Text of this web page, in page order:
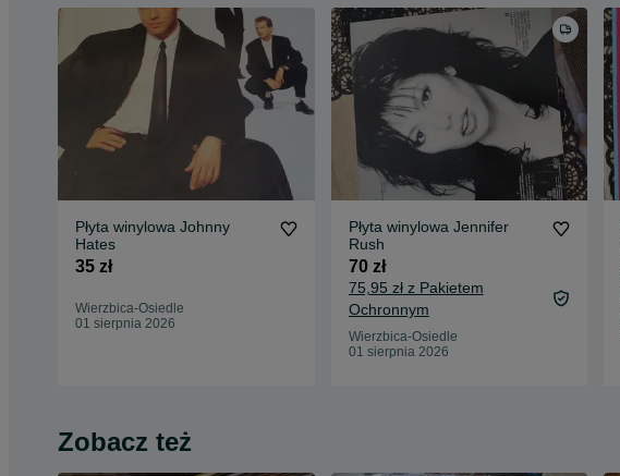
Płyta winylowa Johnny
Hates
35 zł
Wierzbica-Osiedle
01 sierpnia 2026
Płyta winylowa Jennifer
Rush
70 zł
75,95 zł z Pakietem
Ochronnym
Wierzbica-Osiedle
01 sierpnia 2026
Zobacz też